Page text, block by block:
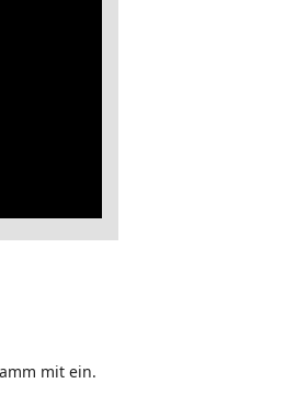
mit ein.